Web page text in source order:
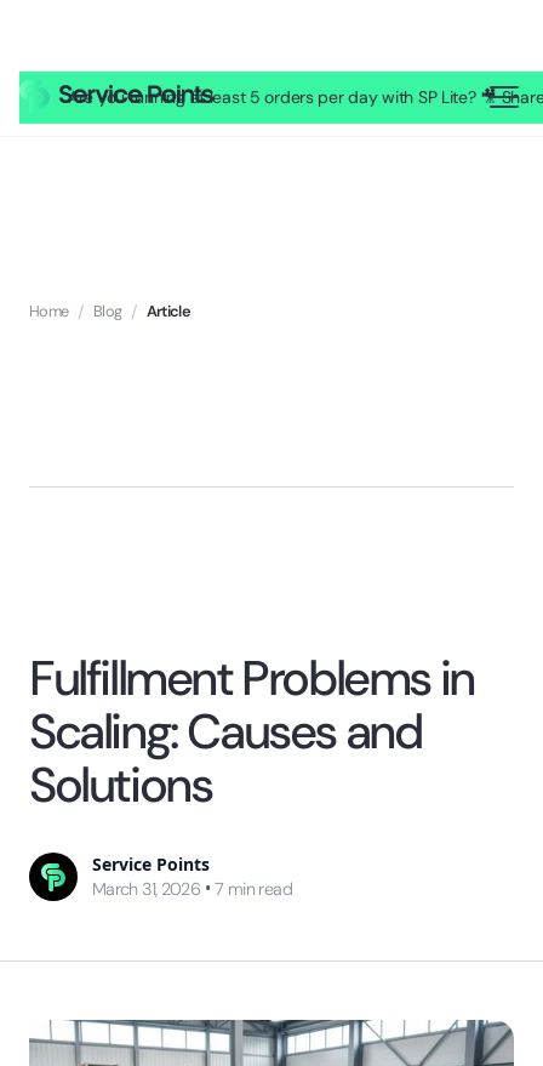
Are you running at least 5 orders per day with SP Lite? 🎥
Home / Blog / Article
Fulfillment Problems in
Scaling: Causes and
Solutions
Service Points
March 31, 2026 • 7 min read